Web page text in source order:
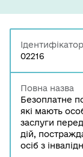
02216
Повна назва
Безоплатне
які мають
заслуги
дій,
осіб з